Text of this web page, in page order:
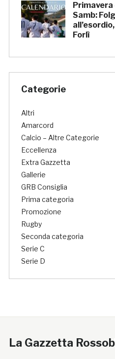
Samb:
Forlì
Categorie
Altri
Amarcord
Calcio – Altre Categorie
Eccellenza
Extra Gazzetta
Gallerie
GRB Consiglia
Prima categoria
Promozione
Rugby
Seconda categoria
Serie C
Serie D
La Gazzetta